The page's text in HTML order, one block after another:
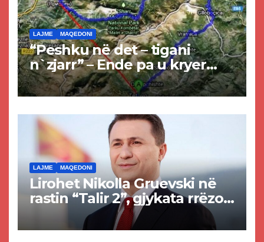
LAJME MAQEDONI
“Peshku në det – tigani
n`zjarr” – Ende pa u kryer
projekti i tunelit, komuna e
Tetovës nis punimet për
LAJME MAQEDONI
Lirohet Nikolla Gruevski në
rastin “Talir 2”, gjykata rrëzon
akuzat për ndërtimin e
paligjshëm të selisë së